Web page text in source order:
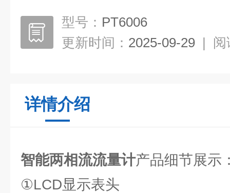
型号： PT6006
更新时间： 2025-09-29 | 阅
详情介绍
智能两相流流量计产品细节展示
①LCD显示表头